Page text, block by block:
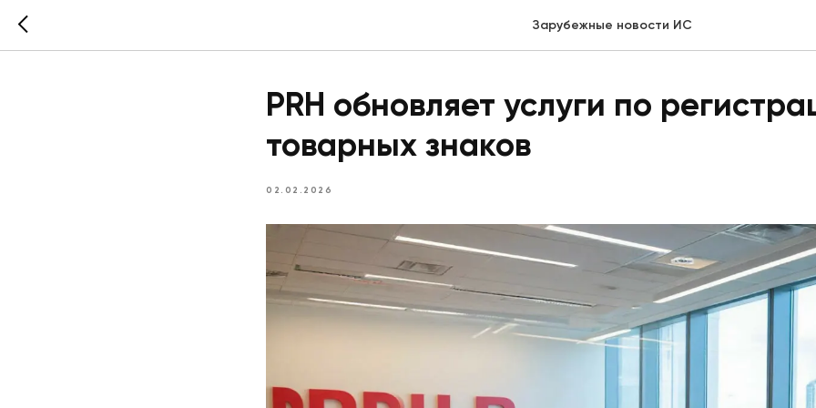
Зарубежные новости ИС
PRH обновляет услуги по
товарных знаков
02.02.2026